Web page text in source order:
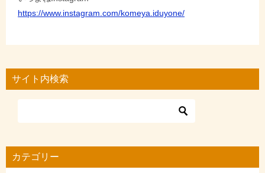
https://www.instagram.com/komeya.iduyone/
サイト内検索
カテゴリー